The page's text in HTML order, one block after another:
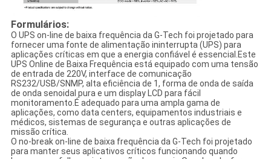
Formulários:
O UPS on-line de baixa frequência da G-Tech foi projetado para
fornecer uma fonte de alimentação ininterrupta (UPS) para
aplicações críticas em que a energia confiável é essencial.Este
UPS Online de Baixa Frequência está equipado com uma tensão
de entrada de 220V, interface de comunicação
RS232/USB/SNMP, alta eficiência de 1, forma de onda de saída
de onda senoidal pura e um display LCD para fácil
monitoramento.É adequado para uma ampla gama de
aplicações, como data centers, equipamentos industriais e
médicos, sistemas de segurança e outras aplicações de
missão crítica.
O no-break on-line de baixa frequência da G-Tech foi projetado
para manter seus aplicativos críticos funcionando quando